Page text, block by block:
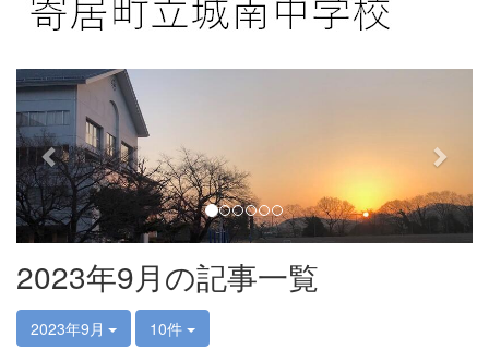
p
r
e
v
i
o
u
s
x
t
2023年9月の記事一覧
2023年9月 10件